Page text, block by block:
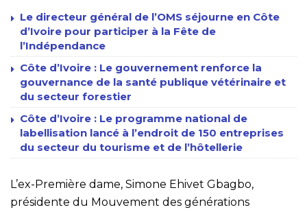
Le directeur général de l’OMS séjourne en Côte
d’Ivoire pour participer à la Fête de
l’Indépendance
Côte d’Ivoire : Le gouvernement renforce la
gouvernance de la santé publique vétérinaire et
du secteur forestier
Côte d’Ivoire : Le programme national de
labellisation lancé à l’endroit de 150 entreprises
du secteur du tourisme et de l’hôtellerie
L’ex-Première dame, Simone Ehivet Gbagbo,
présidente du Mouvement des générations